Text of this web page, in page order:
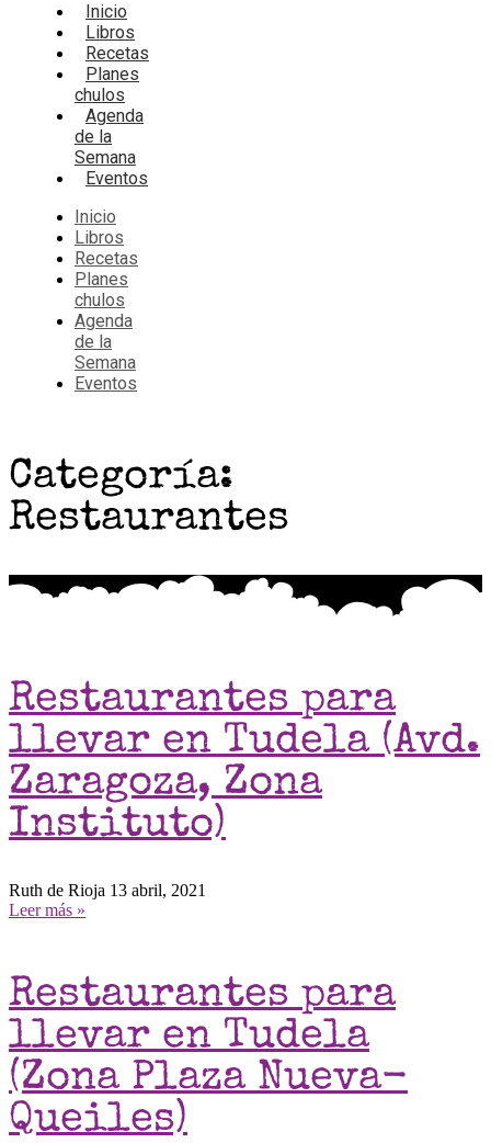
Inicio
Libros
Recetas
Planes
chulos
Agenda
de la
Semana
Eventos
Inicio
Libros
Recetas
Planes
chulos
Agenda
de la
Semana
Eventos
Categoría:
Restaurantes
Restaurantes para
llevar en Tudela (Avd.
Zaragoza, Zona
Instituto)
Ruth de Rioja 13 abril, 2021
Leer más »
Restaurantes para
llevar en Tudela
(Zona Plaza Nueva-
Queiles)